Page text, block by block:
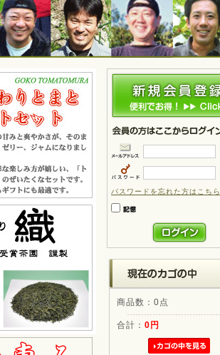
パスワードを忘れた方はこちら
商品数：0点
合計： 0円